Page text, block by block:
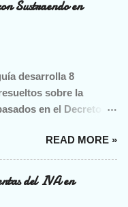
es el precio total
conceptos
impuestos
en la base imponible.
normales
Vigentes · ...
Sustraendo en
desarrolla 8
sobre la
en el Decreto
referencia la
vigente de Bs. 43 y la
(previsto en el
El objetivo es
READ MORE »
del IVA en